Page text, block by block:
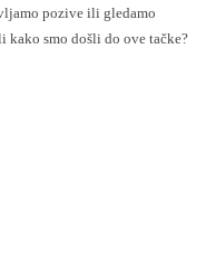
pozive ili gledamo
kako smo došli do ove tačke?